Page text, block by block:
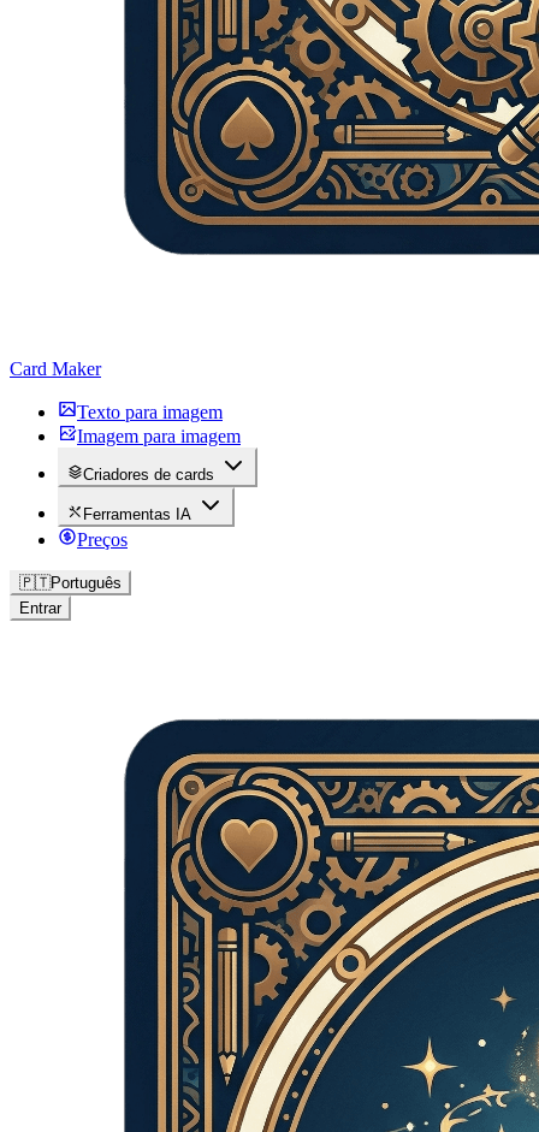
Card Maker
Texto para imagem
Imagem para imagem
Criadores de cards
Ferramentas IA
Preços
🇵🇹Português
Entrar